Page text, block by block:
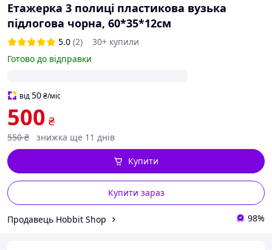
Етажерка 3 полиці пластикова вузька
підлогова чорна, 60*35*12см
5.0 (2)
30+ купили
Готово до відправки
від50₴/міс
500 ₴
550 ₴ знижка ще 11 днів
Купити зараз
Купити
Продавець Hobbit Shop 98%